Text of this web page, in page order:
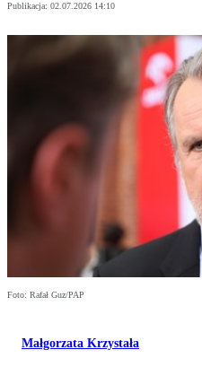
Publikacja: 02.07.2026 14:10
Foto: Rafał Guz/PAP
Małgorzata Krzystała